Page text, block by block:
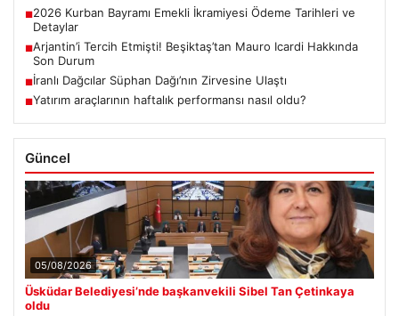
■2026 Kurban Bayramı Emekli İkramiyesi Ödeme Tarihleri ve
Detaylar
■Arjantin’i Tercih Etmişti! Beşiktaş’tan Mauro Icardi Hakkında
Son Durum
■İranlı Dağcılar Süphan Dağı’nın Zirvesine Ulaştı
■Yatırım araçlarının haftalık performansı nasıl oldu?
Güncel
05/08/2026
Üsküdar Belediyesi’nde başkanvekili Sibel Tan Çetinkaya
oldu